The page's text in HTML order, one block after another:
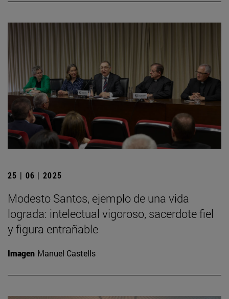
25 | 06 | 2025
Modesto Santos, ejemplo de una vida
lograda: intelectual vigoroso, sacerdote fiel
y figura entrañable
Imagen Manuel Castells